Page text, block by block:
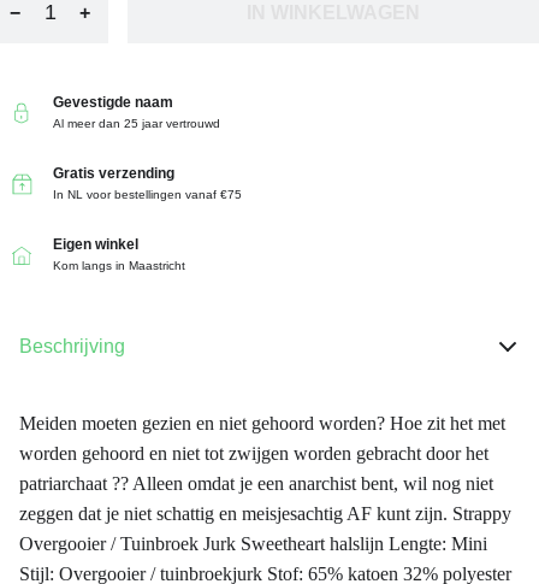
− +
Gevestigde naam
Al meer dan 25 jaar vertrouwd
Gratis verzending
In NL voor bestellingen vanaf €75
Eigen winkel
Kom langs in Maastricht
Beschrijving
Meiden moeten gezien en niet gehoord worden? Hoe zit het met
worden gehoord en niet tot zwijgen worden gebracht door het
patriarchaat ?? Alleen omdat je een anarchist bent, wil nog niet
zeggen dat je niet schattig en meisjesachtig AF kunt zijn. Strappy
Overgooier / Tuinbroek Jurk Sweetheart halslijn Lengte: Mini
Stijl: Overgooier / tuinbroekjurk Stof: 65% katoen 32% polyester